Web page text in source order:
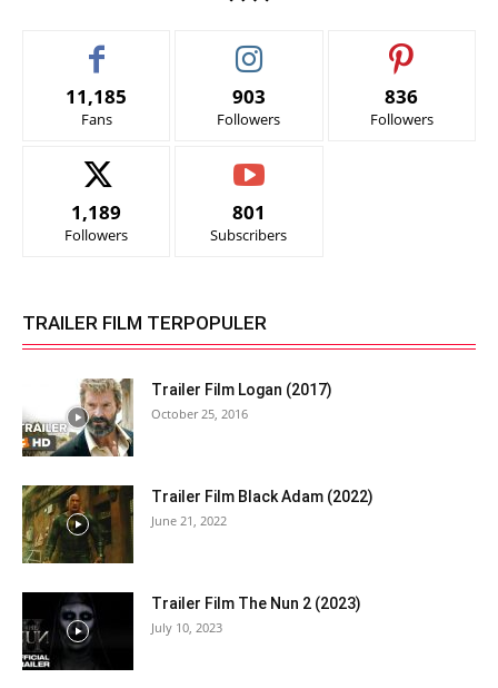
11,185
Fans
903
Followers
836
Followers
1,189
Followers
801
Subscribers
TRAILER FILM TERPOPULER
Trailer Film Logan (2017)
October 25, 2016
Trailer Film Black Adam (2022)
June 21, 2022
Trailer Film The Nun 2 (2023)
July 10, 2023